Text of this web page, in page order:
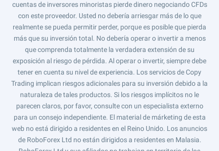
cuentas de inversores minoristas pierde dinero negociando CFDs
con este proveedor. Usted no debería arriesgar más de lo que
realmente se pueda permitir perder, porque es posible que pierda
más que su inversión total. No debería operar o invertir a menos
que comprenda totalmente la verdadera extensión de su
exposición al riesgo de pérdida. Al operar o invertir, siempre debe
tener en cuenta su nivel de experiencia. Los servicios de Copy
Trading implican riesgos adicionales para su inversión debido a la
naturaleza de tales productos. Si los riesgos implícitos no le
parecen claros, por favor, consulte con un especialista externo
para un consejo independiente. El material de márketing de esta
web no está dirigido a residentes en el Reino Unido. Los anuncios
de RoboForex Ltd no están dirigidos a residentes en Malasia.